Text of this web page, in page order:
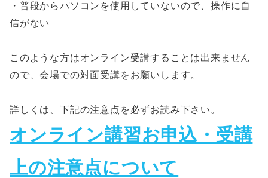
・普段からパソコンを使用していないので、操作に自
信がない
このような方はオンライン受講することは出来ません
ので、会場での対面受講をお願いします。
詳しくは、下記の注意点を必ずお読み下さい。
オンライン講習お申込・受講
上の注意点について